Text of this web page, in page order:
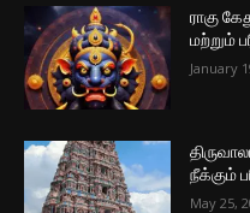
ராகு
மற்றும்
January
நீக்கும்
May 25,